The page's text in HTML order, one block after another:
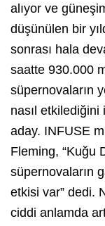
alıyor ve
düşünülen bir
sonrası hala
saatte 930.000
süpernovaların
nasıl
aday. INFUSE
Fleming, “Kuğu
süpernovaların
etkisi var” dedi.
ciddi anlamda